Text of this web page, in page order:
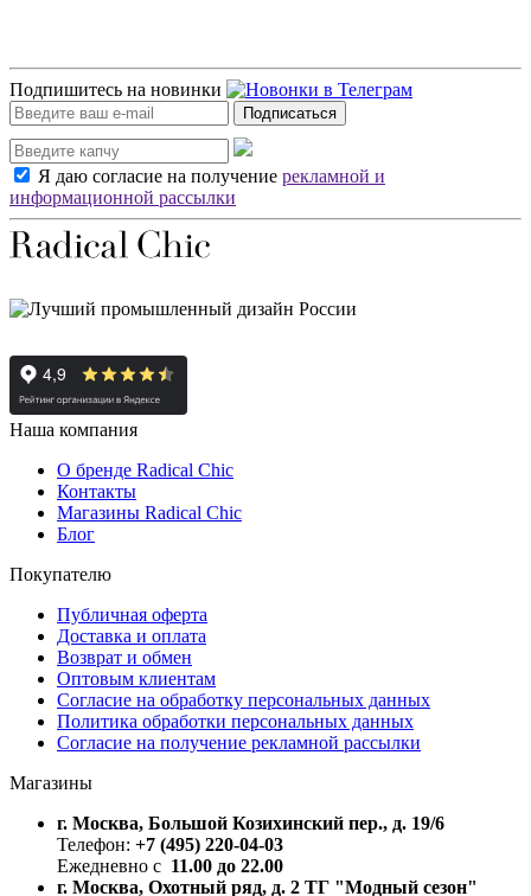
Подпишитесь на новинки
Подписаться
Я даю согласие на получение рекламной и
информационной рассылки
Наша компания
О бренде Radical Chic
Контакты
Магазины Radical Chic
Блог
Покупателю
Публичная оферта
Доставка и оплата
Возврат и обмен
Оптовым клиентам
Согласие на обработку персональных данных
Политика обработки персональных данных
Согласие на получение рекламной рассылки
Магазины
г. Москва, Большой Козихинский пер., д. 19/6
Телефон: +7 (495) 220-04-03
Ежедневно с 11.00 до 22.00
г. Москва, Охотный ряд, д. 2 ТГ "Модный сезон"